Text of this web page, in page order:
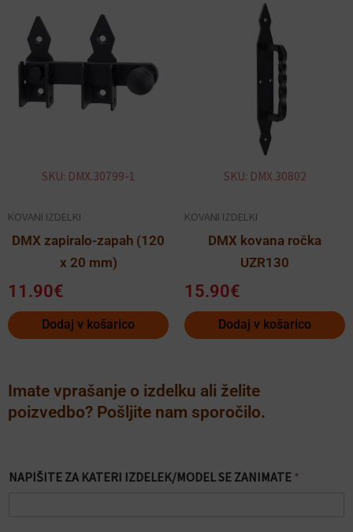
SKU: DMX.30799-1
KOVANI IZDELKI
DMX zapiralo-zapah (120
x 20 mm)
11.90€
Dodaj v košarico
SKU: DMX.30802
KOVANI IZDELKI
DMX kovana ročka
UZR130
15.90€
Dodaj v košarico
Imate vprašanje o izdelku ali želite
poizvedbo? Pošljite nam sporočilo.
NAPIŠITE ZA KATERI IZDELEK/MODEL SE ZANIMATE *